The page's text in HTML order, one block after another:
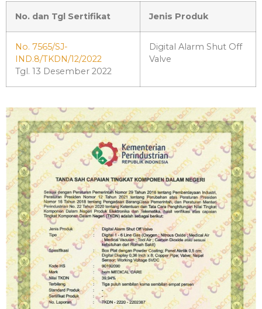
No. dan Tgl Sertifikat Jenis Produk
No. 7565/SJ-
IND.8/TKDN/12/2022
Tgl. 13 Desember 2022
Digital Alarm Shut Off
Valve